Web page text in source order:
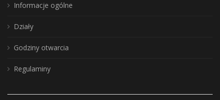
Informacje ogólne
Działy
Godziny otwarcia
Regulaminy